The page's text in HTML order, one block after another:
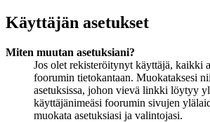
Käyttäjän asetukset
Miten muutan asetuksiani?
Jos olet rekisteröitynyt käyttäjä, kaikki
foorumin tietokantaan. Muokataksesi
asetuksissa, johon vievä linkki löytyy
käyttäjänimeäsi foorumin sivujen
muokata asetuksiasi ja valintojasi.